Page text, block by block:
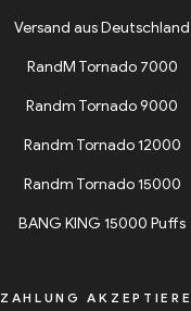
Versand aus Deutschland
RandM Tornado 7000
Randm Tornado 9000
Randm Tornado 12000
Randm Tornado 15000
BANG KING 15000 Puffs
ZAHLUNG